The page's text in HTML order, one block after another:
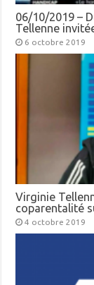
06/10/2019 –
Tellenne
6 octobre 2019
Virginie
coparentalité
4 octobre 2019